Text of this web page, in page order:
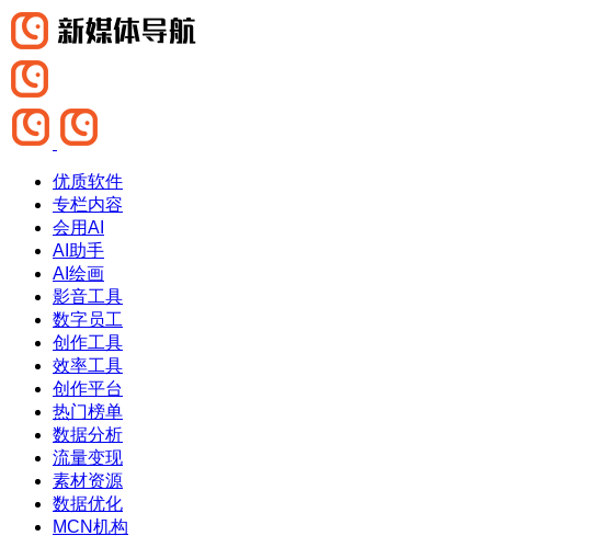
优质软件
专栏内容
会用AI
AI助手
AI绘画
影音工具
数字员工
创作工具
效率工具
创作平台
热门榜单
数据分析
流量变现
素材资源
数据优化
MCN机构